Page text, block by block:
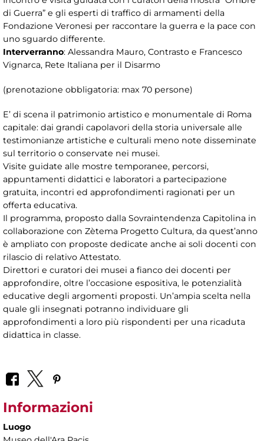
di Guerra” e gli esperti di traffico di armamenti della
Fondazione Veronesi per raccontare la guerra e la pace con
uno sguardo differente.
Interverranno: Alessandra Mauro, Contrasto e Francesco
Vignarca, Rete Italiana per il Disarmo
(prenotazione obbligatoria: max 70 persone)
E’ di scena il patrimonio artistico e monumentale di Roma
capitale: dai grandi capolavori della storia universale alle
testimonianze artistiche e culturali meno note disseminate
sul territorio o conservate nei musei.
Visite guidate alle mostre temporanee, percorsi,
appuntamenti didattici e laboratori a partecipazione
gratuita, incontri ed approfondimenti ragionati per un
offerta educativa.
Il programma, proposto dalla Sovraintendenza Capitolina in
collaborazione con Zètema Progetto Cultura, da quest’anno
è ampliato con proposte dedicate anche ai soli docenti con
rilascio di relativo Attestato.
Direttori e curatori dei musei a fianco dei docenti per
approfondire, oltre l’occasione espositiva, le potenzialità
educative degli argomenti proposti. Un’ampia scelta nella
quale gli insegnati potranno individuare gli
approfondimenti a loro più rispondenti per una ricaduta
didattica in classe.
Informazioni
Luogo